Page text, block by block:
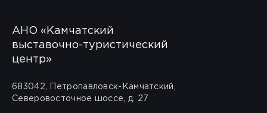
АНО «Камчатский
выставочно-туристический
центр»
683042, Петропавловск-Камчатский,
Северовосточное шоссе, д. 27